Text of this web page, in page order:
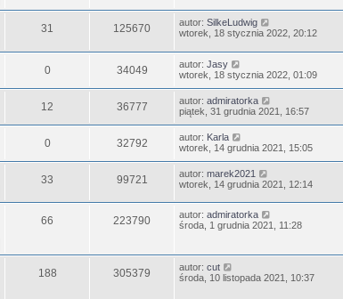
31 125670 autor: SilkeLudwig
wtorek, 18 stycznia 2022, 20:12
0 34049 autor: Jasy
wtorek, 18 stycznia 2022, 01:09
12 36777 autor: admiratorka
piątek, 31 grudnia 2021, 16:57
0 32792 autor: Karla
wtorek, 14 grudnia 2021, 15:05
33 99721 autor: marek2021
wtorek, 14 grudnia 2021, 12:14
66 223790 autor: admiratorka
środa, 1 grudnia 2021, 11:28
188 305379 autor: cut
środa, 10 listopada 2021, 10:37